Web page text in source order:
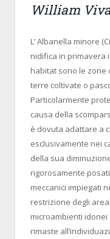
William
L’ Albanella minore
nidifica in primavera
habitat sono le zone
terre coltivate o
Particolarmente
causa della
è dovuta adattare a
esclusivamente nei
della sua
rigorosamente
meccanici impiegati
restrizione degli
microambienti
rimaste